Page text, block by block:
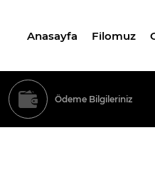
Anasayfa Filomuz
Ödeme Bilgileriniz